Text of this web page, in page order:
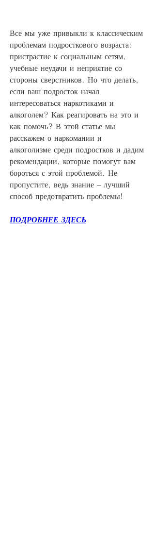
Все мы уже привыкли к классическим
проблемам подросткового возраста:
пристрастие к социальным сетям,
учебные неудачи и неприятие со
стороны сверстников. Но что делать,
если ваш подросток начал
интересоваться наркотиками и
алкоголем? Как реагировать на это и
как помочь? В этой статье мы
расскажем о наркомании и
алкоголизме среди подростков и дадим
рекомендации, которые помогут вам
бороться с этой проблемой. Не
пропустите, ведь знание – лучший
способ предотвратить проблемы!
ПОДРОБНЕЕ ЗДЕСЬ